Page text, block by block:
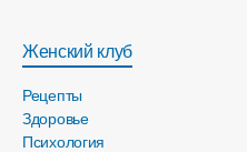
Женский клуб
Рецепты
Здоровье
Психология